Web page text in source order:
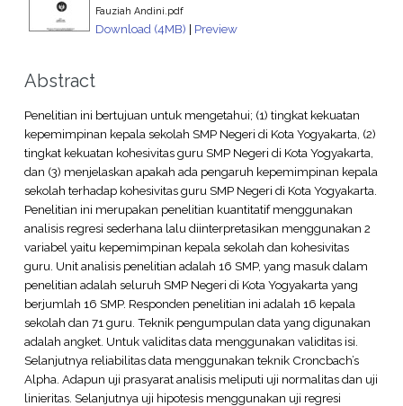
Fauziah Andini.pdf
Download (4MB) | Preview
Abstract
Penelitian ini bertujuan untuk mengetahui; (1) tingkat kekuatan
kepemimpinan kepala sekolah SMP Negeri di Kota Yogyakarta, (2)
tingkat kekuatan kohesivitas guru SMP Negeri di Kota Yogyakarta,
dan (3) menjelaskan apakah ada pengaruh kepemimpinan kepala
sekolah terhadap kohesivitas guru SMP Negeri di Kota Yogyakarta.
Penelitian ini merupakan penelitian kuantitatif menggunakan
analisis regresi sederhana lalu diinterpretasikan menggunakan 2
variabel yaitu kepemimpinan kepala sekolah dan kohesivitas
guru. Unit analisis penelitian adalah 16 SMP, yang masuk dalam
penelitian adalah seluruh SMP Negeri di Kota Yogyakarta yang
berjumlah 16 SMP. Responden penelitian ini adalah 16 kepala
sekolah dan 71 guru. Teknik pengumpulan data yang digunakan
adalah angket. Untuk validitas data menggunakan validitas isi.
Selanjutnya reliabilitas data menggunakan teknik Croncbach’s
Alpha. Adapun uji prasyarat analisis meliputi uji normalitas dan uji
linieritas. Selanjutnya uji hipotesis menggunakan uji regresi